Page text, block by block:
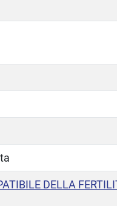
DELLA